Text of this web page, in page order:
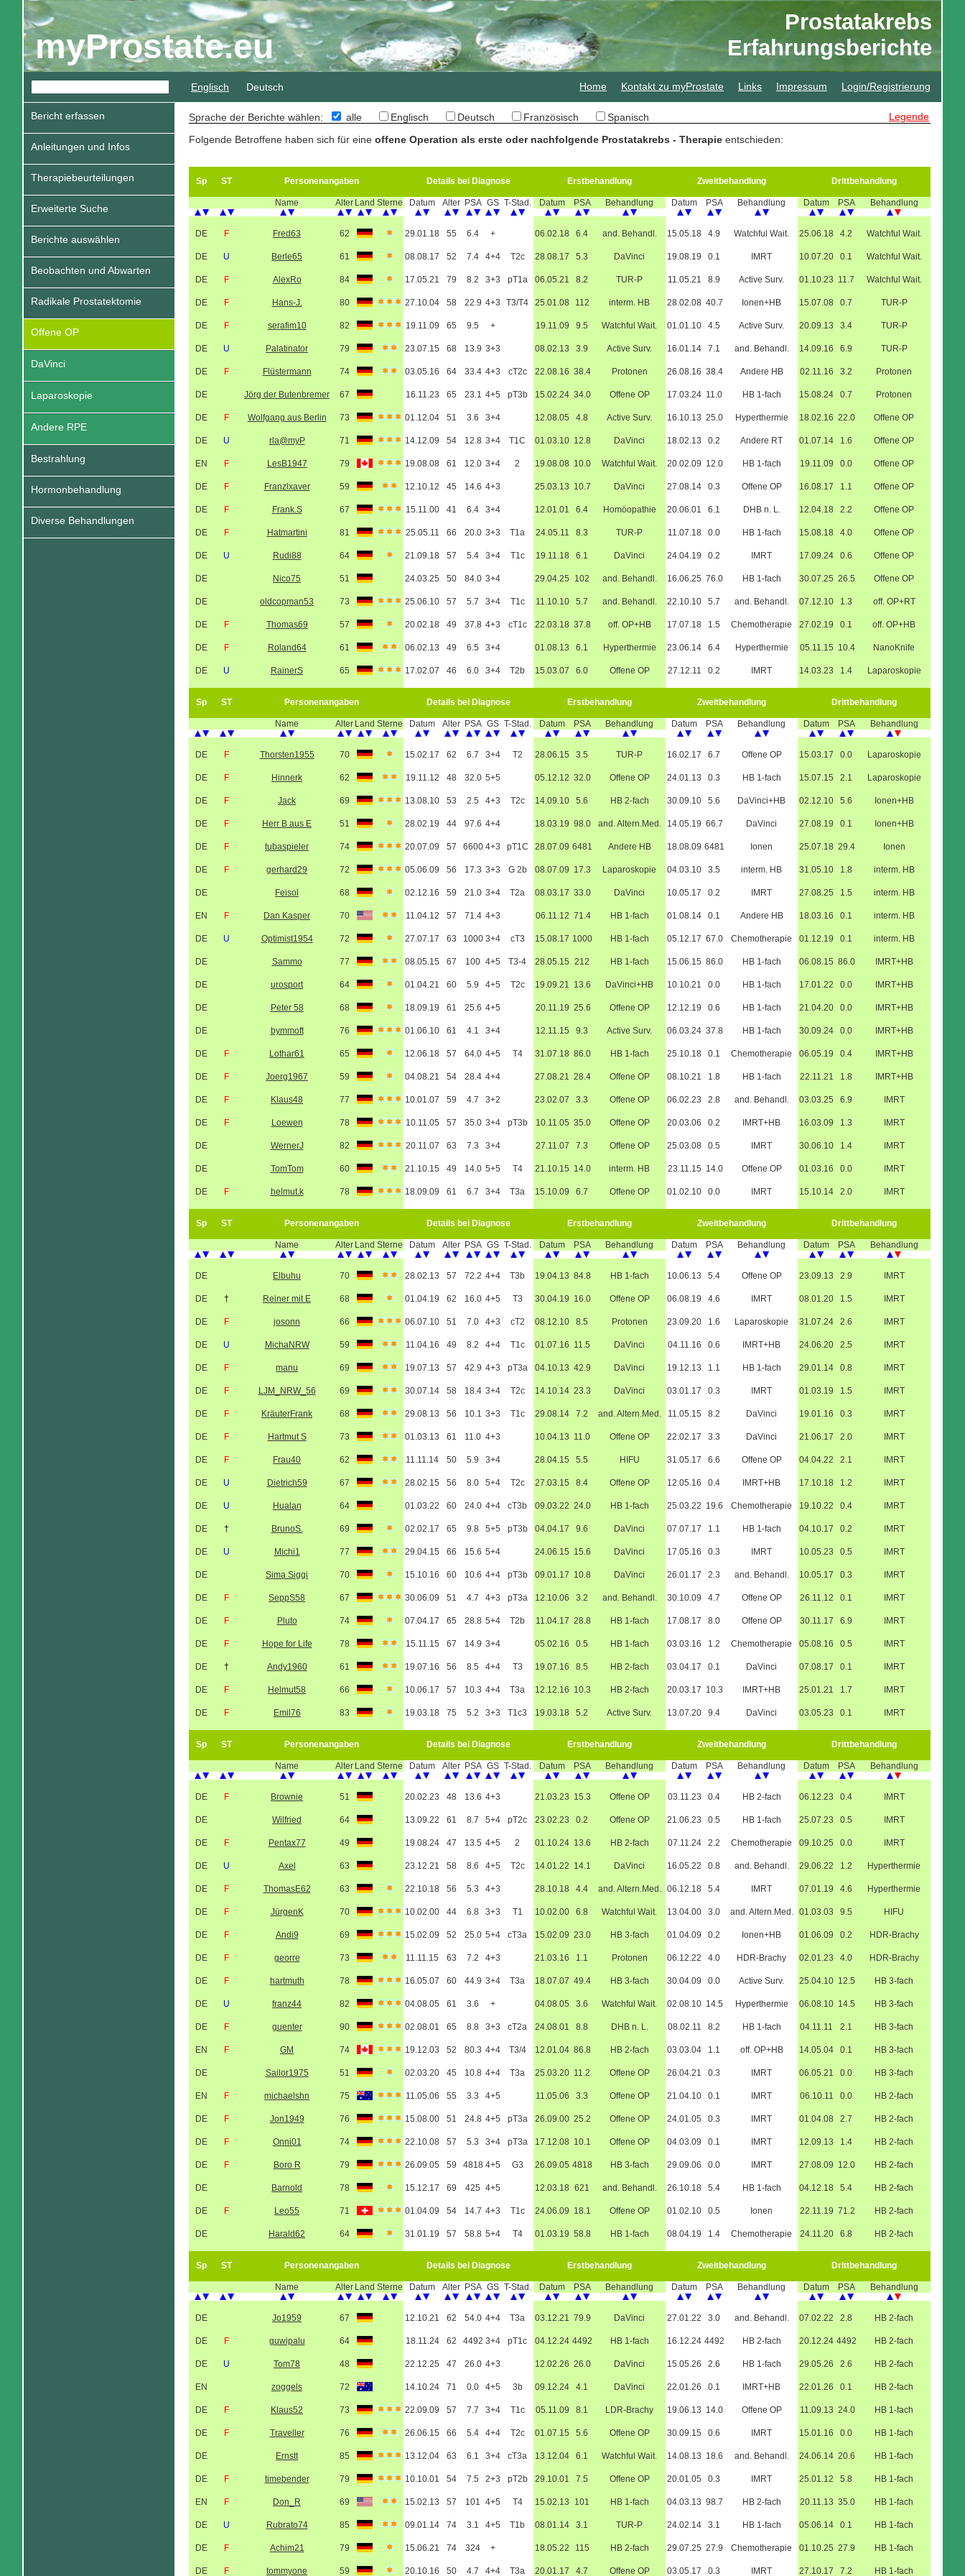
Prostatakrebs
Erfahrungsberichte
myProstate.eu
Englisch Deutsch Home Kontakt zu myProstate Links Impressum Login/Registrierung
Bericht erfassen
Anleitungen und Infos
Therapiebeurteilungen
Erweiterte Suche
Berichte auswählen
Beobachten und Abwarten
Radikale Prostatektomie
Offene OP
DaVinci
Laparoskopie
Andere RPE
Bestrahlung
Hormonbehandlung
Diverse Behandlungen
Sprache der Berichte wählen: alle Englisch Deutsch Französisch Spanisch
Legende
Folgende Betroffene haben sich für eine offene Operation als erste oder nachfolgende Prostatakrebs - Therapie entschieden:
Sp ST Personenangaben Details bei Diagnose Erstbehandlung Zweitbehandlung Drittbehandlung
Name Alter Land Sterne Datum Alter PSA GS T-Stad. Datum PSA Behandlung Datum PSA Behandlung Datum PSA Behandlung
DE F Fred63 62 29.01.18 55 6.4 + 06.02.18 6.4 and. Behandl. 15.05.18 4.9 Watchful Wait. 25.06.18 4.2 Watchful Wait.
DE U Berle65 61 08.08.17 52 7.4 4+4 T2c 28.08.17 5.3 DaVinci 19.08.19 0.1 IMRT 10.07.20 0.1 Watchful Wait.
DE F AlexRo 84 17.05.21 79 8.2 3+3 pT1a 06.05.21 8.2 TUR-P 11.05.21 8.9 Active Surv. 01.10.23 11.7 Watchful Wait.
DE F Hans-J. 80 27.10.04 58 22.9 4+3 T3/T4 25.01.08 112 interm. HB 28.02.08 40.7 Ionen+HB 15.07.08 0.7 TUR-P
DE F serafim10 82 19.11.09 65 9.5 + 19.11.09 9.5 Watchful Wait. 01.01.10 4.5 Active Surv. 20.09.13 3.4 TUR-P
DE U Palatinator 79 23.07.15 68 13.9 3+3 08.02.13 3.9 Active Surv. 16.01.14 7.1 and. Behandl. 14.09.16 6.9 TUR-P
DE F Flüstermann 74 03.05.16 64 33.4 4+3 cT2c 22.08.16 38.4 Protonen 26.08.16 38.4 Andere HB 02.11.16 3.2 Protonen
DE Jörg der Butenbremer 67 16.11.23 65 23.1 4+5 pT3b 15.02.24 34.0 Offene OP 17.03.24 11.0 HB 1-fach 15.08.24 0.7 Protonen
DE F Wolfgang aus Berlin 73 01.12.04 51 3.6 3+4 12.08.05 4.8 Active Surv. 16.10.13 25.0 Hyperthermie 18.02.16 22.0 Offene OP
DE U rla@myP 71 14.12.09 54 12.8 3+4 T1C 01.03.10 12.8 DaVinci 18.02.13 0.2 Andere RT 01.07.14 1.6 Offene OP
EN F LesB1947 79 19.08.08 61 12.0 3+4 2 19.08.08 10.0 Watchful Wait. 20.02.09 12.0 HB 1-fach 19.11.09 0.0 Offene OP
DE F Franzlxaver 59 12.10.12 45 14.6 4+3 25.03.13 10.7 DaVinci 27.08.14 0.3 Offene OP 16.08.17 1.1 Offene OP
DE F Frank.S 67 15.11.00 41 6.4 3+4 12.01.01 6.4 Homöopathie 20.06.01 6.1 DHB n. L. 12.04.18 2.2 Offene OP
DE F Hatmartini 81 25.05.11 66 20.0 3+3 T1a 24.05.11 8.3 TUR-P 11.07.18 0.0 HB 1-fach 15.08.18 4.0 Offene OP
DE U Rudi88 64 21.09.18 57 5.4 3+4 T1c 19.11.18 6.1 DaVinci 24.04.19 0.2 IMRT 17.09.24 0.6 Offene OP
DE Nico75 51 24.03.25 50 84.0 3+4 29.04.25 102 and. Behandl. 16.06.25 76.0 HB 1-fach 30.07.25 26.5 Offene OP
DE oldcopman53 73 25.06.10 57 5.7 3+4 T1c 11.10.10 5.7 and. Behandl. 22.10.10 5.7 and. Behandl. 07.12.10 1.3 off. OP+RT
DE F Thomas69 57 20.02.18 49 37.8 4+3 cT1c 22.03.18 37.8 off. OP+HB 17.07.18 1.5 Chemotherapie 27.02.19 0.1 off. OP+HB
DE F Roland64 61 06.02.13 49 6.5 3+4 01.08.13 6.1 Hyperthermie 23.06.14 6.4 Hyperthermie 05.11.15 10.4 NanoKnife
DE U RainerS 65 17.02.07 46 6.0 3+4 T2b 15.03.07 6.0 Offene OP 27.12.11 0.2 IMRT 14.03.23 1.4 Laparoskopie
Sp ST Personenangaben Details bei Diagnose Erstbehandlung Zweitbehandlung Drittbehandlung
Name Alter Land Sterne Datum Alter PSA GS T-Stad. Datum PSA Behandlung Datum PSA Behandlung Datum PSA Behandlung
DE F Thorsten1955 70 15.02.17 62 6.7 3+4 T2 28.06.15 3.5 TUR-P 16.02.17 6.7 Offene OP 15.03.17 0.0 Laparoskopie
DE F Hinnerk 62 19.11.12 48 32.0 5+5 05.12.12 32.0 Offene OP 24.01.13 0.3 HB 1-fach 15.07.15 2.1 Laparoskopie
DE F Jack 69 13.08.10 53 2.5 4+3 T2c 14.09.10 5.6 HB 2-fach 30.09.10 5.6 DaVinci+HB 02.12.10 5.6 Ionen+HB
DE F Herr B aus E 51 28.02.19 44 97.6 4+4 18.03.19 98.0 and. Altern.Med. 14.05.19 66.7 DaVinci 27.08.19 0.1 Ionen+HB
DE F tubaspieler 74 20.07.09 57 6600 4+3 pT1C 28.07.09 6481 Andere HB 18.08.09 6481 Ionen 25.07.18 29.4 Ionen
DE F gerhard29 72 05.06.09 56 17.3 3+3 G 2b 08.07.09 17.3 Laparoskopie 04.03.10 3.5 interm. HB 31.05.10 1.8 interm. HB
DE Feisol 68 02.12.16 59 21.0 3+4 T2a 08.03.17 33.0 DaVinci 10.05.17 0.2 IMRT 27.08.25 1.5 interm. HB
EN F Dan Kasper 70 11.04.12 57 71.4 4+3 06.11.12 71.4 HB 1-fach 01.08.14 0.1 Andere HB 18.03.16 0.1 interm. HB
DE U Optimist1954 72 27.07.17 63 1000 3+4 cT3 15.08.17 1000 HB 1-fach 05.12.17 67.0 Chemotherapie 01.12.19 0.1 interm. HB
DE Sammo 77 08.05.15 67 100 4+5 T3-4 28.05.15 212 HB 1-fach 15.06.15 86.0 HB 1-fach 06.08.15 86.0 IMRT+HB
DE urosport 64 01.04.21 60 5.9 4+5 T2c 19.09.21 13.6 DaVinci+HB 10.10.21 0.0 HB 1-fach 17.01.22 0.0 IMRT+HB
DE Peter 58 68 18.09.19 61 25.6 4+5 20.11.19 25.6 Offene OP 12.12.19 0.6 HB 1-fach 21.04.20 0.0 IMRT+HB
DE bymmoft 76 01.06.10 61 4.1 3+4 12.11.15 9.3 Active Surv. 06.03.24 37.8 HB 1-fach 30.09.24 0.0 IMRT+HB
DE F Lothar61 65 12.06.18 57 64.0 4+5 T4 31.07.18 86.0 HB 1-fach 25.10.18 0.1 Chemotherapie 06.05.19 0.4 IMRT+HB
DE F Joerg1967 59 04.08.21 54 28.4 4+4 27.08.21 28.4 Offene OP 08.10.21 1.8 HB 1-fach 22.11.21 1.8 IMRT+HB
DE F Klaus48 77 10.01.07 59 4.7 3+2 23.02.07 3.3 Offene OP 06.02.23 2.8 and. Behandl. 03.03.25 6.9 IMRT
DE F Loewen 78 10.11.05 57 35.0 3+4 pT3b 10.11.05 35.0 Offene OP 20.03.06 0.2 IMRT+HB 16.03.09 1.3 IMRT
DE WernerJ 82 20.11.07 63 7.3 3+4 27.11.07 7.3 Offene OP 25.03.08 0.5 IMRT 30.06.10 1.4 IMRT
DE TomTom 60 21.10.15 49 14.0 5+5 T4 21.10.15 14.0 interm. HB 23.11.15 14.0 Offene OP 01.03.16 0.0 IMRT
DE F helmut.k 78 18.09.09 61 6.7 3+4 T3a 15.10.09 6.7 Offene OP 01.02.10 0.0 IMRT 15.10.14 2.0 IMRT
Sp ST Personenangaben Details bei Diagnose Erstbehandlung Zweitbehandlung Drittbehandlung
Name Alter Land Sterne Datum Alter PSA GS T-Stad. Datum PSA Behandlung Datum PSA Behandlung Datum PSA Behandlung
DE Elbuhu 70 28.02.13 57 72.2 4+4 T3b 19.04.13 84.8 HB 1-fach 10.06.13 5.4 Offene OP 23.09.13 2.9 IMRT
DE † Reiner mit E 68 01.04.19 62 16.0 4+5 T3 30.04.19 16.0 Offene OP 06.08.19 4.6 IMRT 08.01.20 1.5 IMRT
DE F josonn 66 06.07.10 51 7.0 4+3 cT2 08.12.10 8.5 Protonen 23.09.20 1.6 Laparoskopie 31.07.24 2.6 IMRT
DE U MichaNRW 59 11.04.16 49 8.2 4+4 T1c 01.07.16 11.5 DaVinci 04.11.16 0.6 IMRT+HB 24.06.20 2.5 IMRT
DE F manu 69 19.07.13 57 42.9 4+3 pT3a 04.10.13 42.9 DaVinci 19.12.13 1.1 HB 1-fach 29.01.14 0.8 IMRT
DE F LJM_NRW_56 69 30.07.14 58 18.4 3+4 T2c 14.10.14 23.3 DaVinci 03.01.17 0.3 IMRT 01.03.19 1.5 IMRT
DE F KräuterFrank 68 29.08.13 56 10.1 3+3 T1c 29.08.14 7.2 and. Altern.Med. 11.05.15 8.2 DaVinci 19.01.16 0.3 IMRT
DE F Hartmut S 73 01.03.13 61 11.0 4+3 10.04.13 11.0 Offene OP 22.02.17 3.3 DaVinci 21.06.17 2.0 IMRT
DE F Frau40 62 11.11.14 50 5.9 3+4 28.04.15 5.5 HIFU 31.05.17 6.6 Offene OP 04.04.22 2.1 IMRT
DE U Dietrich59 67 28.02.15 56 8.0 5+4 T2c 27.03.15 8.4 Offene OP 12.05.16 0.4 IMRT+HB 17.10.18 1.2 IMRT
DE U Hualan 64 01.03.22 60 24.0 4+4 cT3b 09.03.22 24.0 HB 1-fach 25.03.22 19.6 Chemotherapie 19.10.22 0.4 IMRT
DE † BrunoS. 69 02.02.17 65 9.8 5+5 pT3b 04.04.17 9.6 DaVinci 07.07.17 1.1 HB 1-fach 04.10.17 0.2 IMRT
DE U Michi1 77 29.04.15 66 15.6 5+4 24.06.15 15.6 DaVinci 17.05.16 0.3 IMRT 10.05.23 0.5 IMRT
DE Sima Siggi 70 15.10.16 60 10.6 4+4 pT3b 09.01.17 10.8 DaVinci 26.01.17 2.3 and. Behandl. 10.05.17 0.3 IMRT
DE F SeppS58 67 30.06.09 51 4.7 4+3 pT3a 12.10.06 3.2 and. Behandl. 30.10.09 4.7 Offene OP 26.11.12 0.1 IMRT
DE F Pluto 74 07.04.17 65 28.8 5+4 T2b 11.04.17 28.8 HB 1-fach 17.08.17 8.0 Offene OP 30.11.17 6.9 IMRT
DE F Hope for Life 78 15.11.15 67 14.9 3+4 05.02.16 0.5 HB 1-fach 03.03.16 1.2 Chemotherapie 05.08.16 0.5 IMRT
DE † Andy1960 61 19.07.16 56 8.5 4+4 T3 19.07.16 8.5 HB 2-fach 03.04.17 0.1 DaVinci 07.08.17 0.1 IMRT
DE F Helmut58 66 10.06.17 57 10.3 4+4 T3a 12.12.16 10.3 HB 2-fach 20.03.17 10.3 IMRT+HB 25.01.21 1.7 IMRT
DE F Emil76 83 19.03.18 75 5.2 3+3 T1c3 19.03.18 5.2 Active Surv. 13.07.20 9.4 DaVinci 03.05.23 0.1 IMRT
Sp ST Personenangaben Details bei Diagnose Erstbehandlung Zweitbehandlung Drittbehandlung
Name Alter Land Sterne Datum Alter PSA GS T-Stad. Datum PSA Behandlung Datum PSA Behandlung Datum PSA Behandlung
DE F Brownie 51 20.02.23 48 13.6 4+3 21.03.23 15.3 Offene OP 03.11.23 0.4 HB 2-fach 06.12.23 0.4 IMRT
DE Wilfried 64 13.09.22 61 8.7 5+4 pT2c 23.02.23 0.2 Offene OP 21.06.23 0.5 HB 1-fach 25.07.23 0.5 IMRT
DE F Pentax77 49 19.08.24 47 13.5 4+5 2 01.10.24 13.6 HB 2-fach 07.11.24 2.2 Chemotherapie 09.10.25 0.0 IMRT
DE U Axel 63 23.12.21 58 8.6 4+5 T2c 14.01.22 14.1 DaVinci 16.05.22 0.8 and. Behandl. 29.06.22 1.2 Hyperthermie
DE F ThomasE62 63 22.10.18 56 5.3 4+3 28.10.18 4.4 and. Altern.Med. 06.12.18 5.4 IMRT 07.01.19 4.6 Hyperthermie
DE F JürgenK 70 10.02.00 44 6.8 3+3 T1 10.02.00 6.8 Watchful Wait. 13.04.00 3.0 and. Altern.Med. 01.03.03 9.5 HIFU
DE F Andi9 69 15.02.09 52 25.0 5+4 cT3a 15.02.09 23.0 HB 3-fach 01.04.09 0.2 Ionen+HB 01.06.09 0.2 HDR-Brachy
DE F georre 73 11.11.15 63 7.2 4+3 21.03.16 1.1 Protonen 06.12.22 4.0 HDR-Brachy 02.01.23 4.0 HDR-Brachy
DE F hartmuth 78 16.05.07 60 44.9 3+4 T3a 18.07.07 49.4 HB 3-fach 30.04.09 0.0 Active Surv. 25.04.10 12.5 HB 3-fach
DE U franz44 82 04.08.05 61 3.6 + 04.08.05 3.6 Watchful Wait. 02.08.10 14.5 Hyperthermie 06.08.10 14.5 HB 3-fach
DE F guenter 90 02.08.01 65 8.8 3+3 cT2a 24.08.01 8.8 DHB n. L. 08.02.11 8.2 HB 1-fach 04.11.11 2.1 HB 3-fach
EN F GM 74 19.12.03 52 80.3 4+4 T3/4 12.01.04 86.8 HB 2-fach 03.03.04 1.1 off. OP+HB 14.05.04 0.1 HB 3-fach
DE Sailor1975 51 02.03.20 45 10.8 4+4 T3a 25.03.20 11.2 Offene OP 26.04.21 0.3 IMRT 06.05.21 0.0 HB 3-fach
EN F michaelshn 75 11.05.06 55 3.3 4+5 11.05.06 3.3 Offene OP 21.04.10 0.1 IMRT 06.10.11 0.0 HB 2-fach
DE F Jon1949 76 15.08.00 51 24.8 4+5 pT3a 26.09.00 25.2 Offene OP 24.01.05 0.3 IMRT 01.04.08 2.7 HB 2-fach
DE F Onni01 74 22.10.08 57 5.3 3+4 pT3a 17.12.08 10.1 Offene OP 04.03.09 0.1 IMRT 12.09.13 1.4 HB 2-fach
DE F Boro R 79 26.09.05 59 4818 4+5 G3 26.09.05 4818 HB 3-fach 29.09.06 0.0 IMRT 27.08.09 12.0 HB 2-fach
DE Barnold 78 15.12.17 69 425 4+5 12.03.18 621 and. Behandl. 26.10.18 5.4 HB 1-fach 04.12.18 5.4 HB 2-fach
DE F Leo55 71 01.04.09 54 14.7 4+3 T1c 24.06.09 18.1 Offene OP 01.02.10 0.5 Ionen 22.11.19 71.2 HB 2-fach
DE Harald62 64 31.01.19 57 58.8 5+4 T4 01.03.19 58.8 HB 1-fach 08.04.19 1.4 Chemotherapie 24.11.20 6.8 HB 2-fach
Sp ST Personenangaben Details bei Diagnose Erstbehandlung Zweitbehandlung Drittbehandlung
Name Alter Land Sterne Datum Alter PSA GS T-Stad. Datum PSA Behandlung Datum PSA Behandlung Datum PSA Behandlung
DE Jo1959 67 12.10.21 62 54.0 4+4 T3a 03.12.21 79.9 DaVinci 27.01.22 3.0 and. Behandl. 07.02.22 2.8 HB 2-fach
DE F guwipalu 64 18.11.24 62 4492 3+4 pT1c 04.12.24 4492 HB 1-fach 16.12.24 4492 HB 2-fach 20.12.24 4492 HB 2-fach
DE U Tom78 48 22.12.25 47 26.0 4+3 12.02.26 26.0 DaVinci 15.05.26 2.6 HB 1-fach 29.05.26 2.6 HB 2-fach
EN zoggels 72 14.10.24 71 0.0 4+5 3b 09.12.24 4.1 DaVinci 22.01.26 0.1 IMRT+HB 22.01.26 0.1 HB 2-fach
DE F Klaus52 73 22.09.09 57 7.7 3+4 T1c 05.11.09 8.1 LDR-Brachy 19.06.13 14.0 Offene OP 11.09.13 24.0 HB 1-fach
DE F Traveller 76 26.06.15 66 5.4 4+4 T2c 01.07.15 5.6 Offene OP 30.09.15 0.6 IMRT 15.01.16 0.0 HB 1-fach
DE Ernstt 85 13.12.04 63 6.1 3+4 cT3a 13.12.04 6.1 Watchful Wait. 14.08.13 18.6 and. Behandl. 24.06.14 20.6 HB 1-fach
DE F timebender 79 10.10.01 54 7.5 2+3 pT2b 29.10.01 7.5 Offene OP 20.01.05 0.3 IMRT 25.01.12 5.8 HB 1-fach
EN F Don_R 69 15.02.13 57 101 4+5 T4 15.02.13 101 HB 1-fach 04.03.13 98.7 HB 2-fach 20.11.13 35.0 HB 1-fach
DE U Rubrato74 85 09.01.14 74 3.1 4+5 T1b 08.01.14 3.1 TUR-P 24.02.14 3.1 HB 1-fach 05.06.14 0.1 HB 1-fach
DE F Achim21 79 15.06.21 74 324 + 18.05.22 115 HB 2-fach 29.07.25 27.9 Chemotherapie 01.10.25 27.9 HB 1-fach
DE F tommyone 59 20.10.16 50 4.7 4+4 T3a 20.01.17 4.7 Offene OP 03.05.17 0.3 IMRT 27.10.17 7.2 HB 1-fach